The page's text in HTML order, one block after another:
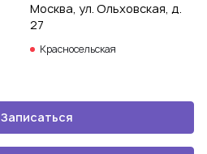
Москва, ул. Ольховская, д.
27
Красносельская
Записаться